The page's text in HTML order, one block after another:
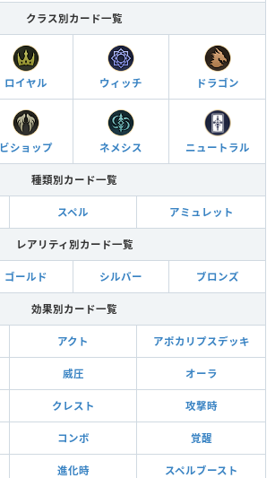
クラス別カード一覧
ロイヤル ウィッチ ドラゴン
ビショップ ネメシス ニュートラル
種類別カード一覧
スペル アミュレット
レアリティ別カード一覧
ゴールド シルバー ブロンズ
効果別カード一覧
アクト アポカリプスデッキ
威圧 オーラ
クレスト 攻撃時
コンボ 覚醒
進化時 スペルブースト